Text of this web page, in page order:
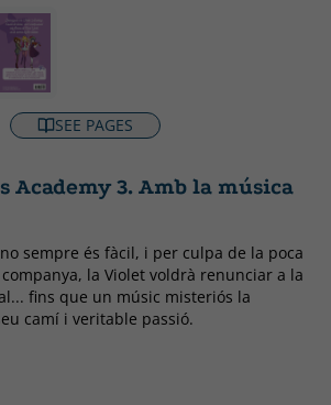
SEE PAGES
Academy 3. Amb la música
sempre és fàcil, i per culpa de la poca
la Violet voldrà renunciar a la
fins que un músic misteriós la
camí i veritable passió.